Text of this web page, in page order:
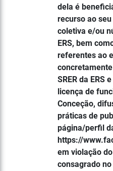
dela é
recurso ao
coletiva e/ou
ERS, bem
referentes ao
SRER da ERS
licença de
Conceção,
práticas de
página/perfil
https://
em violação
consagrado